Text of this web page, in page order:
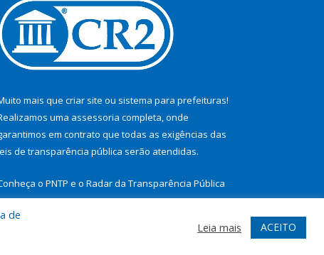
mais que criar site ou sistema para prefeituras!
uma assessoria completa, onde
em contrato que todas as exigências das
de transparência pública serão atendidas.
o PNTP e o Radar da Transparência Pública
de
Leia mais ACEITO